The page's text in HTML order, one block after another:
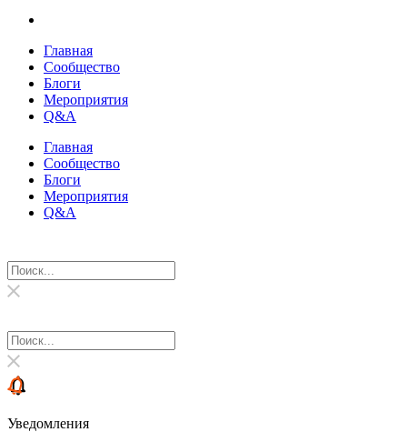
Главная
Сообщество
Блоги
Мероприятия
Q&A
Главная
Сообщество
Блоги
Мероприятия
Q&A
Уведомления